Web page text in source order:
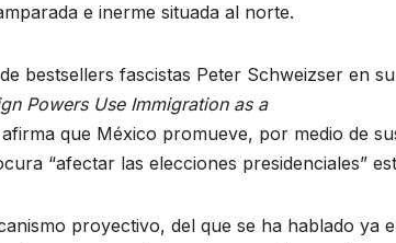
e inerme situada al norte.
bestsellers fascistas Peter Schweizser en
Powers Use Immigration as a
que México promueve, por medio de
“afectar las elecciones presidenciales”
proyectivo, del que se ha hablado ya